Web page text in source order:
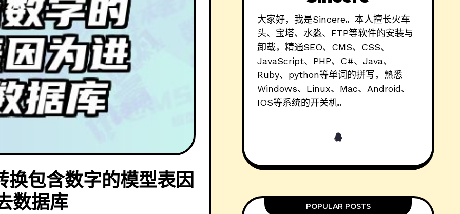
包含数字的模型表因
数据库
大家好，我是Sincere。本人擅长火车
头、宝塔、水淼、FTP等软件的安装与
卸载，精通SEO、CMS、CSS、
JavaScript、PHP、C#、Java、
Ruby、python等单词的拼写，熟悉
Windows、Linux、Mac、Android、
IOS等系统的开关机。
POPULAR POSTS